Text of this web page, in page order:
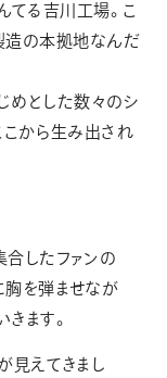
てる吉川工場。こ
造の本拠地なんだ
めとした数々のシ
から生み出され
合したファンの
胸を弾ませなが
ます。
見えてきまし